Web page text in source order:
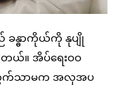
ခန္ဓာကိုယ်ကို နုပျို
တယ်။ အိပ်ရေးဝဝ
တွက်သာမက အလှအပ